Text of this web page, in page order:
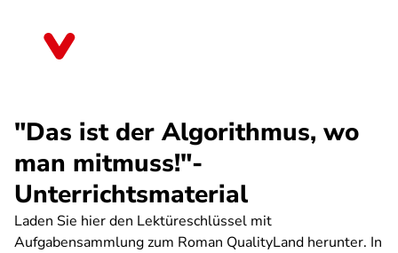
"Das ist der Algorithmus, wo
man mitmuss!"-
Unterrichtsmaterial
Laden Sie hier den Lektüreschlüssel mit
Aufgabensammlung zum Roman QualityLand herunter. In